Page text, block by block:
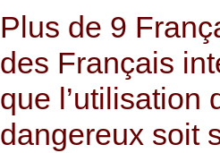
Plus de 9
des Français
que l’utilisation
dangereux soit